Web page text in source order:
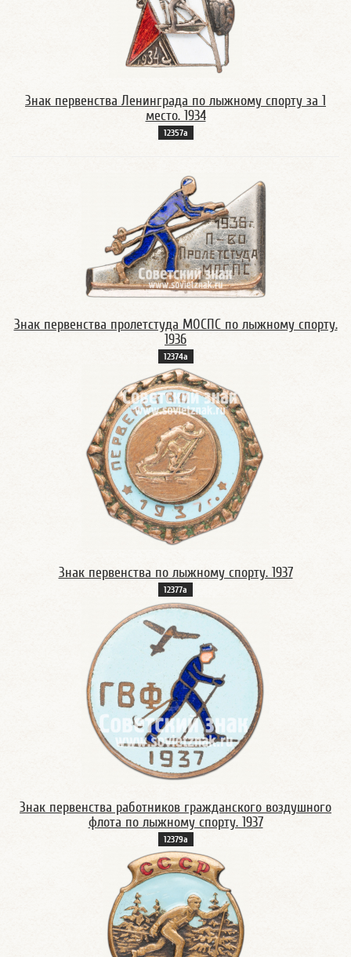
Знак первенства Ленинграда по лыжному спорту за 1
место. 1934
12357а
Знак первенства пролетстуда МОСПС по лыжному спорту.
1936
12374а
Знак первенства по лыжному спорту. 1937
12377а
Знак первенства работников гражданского воздушного
флота по лыжному спорту. 1937
12379а